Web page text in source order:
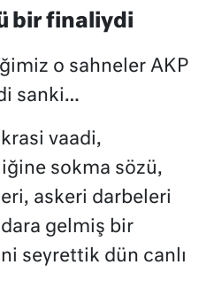
bir finaliydi
o sahneler AKP
sanki…
vaadi,
sokma sözü,
askeri darbeleri
gelmiş bir
seyrettik dün canlı